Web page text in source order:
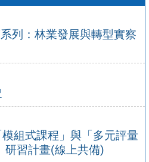
列：林業發展與轉型實察
組式課程」與「多元評量
研習計畫(線上共備)